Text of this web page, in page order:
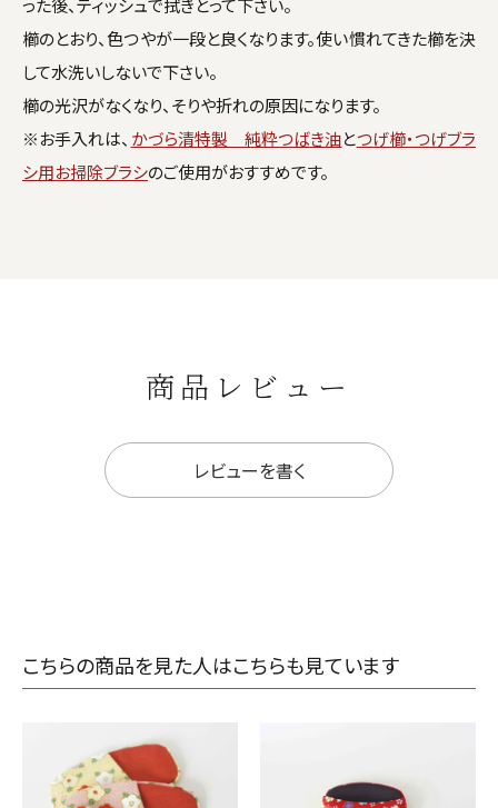
櫛のとおり、色つやが一段と良くなります。使い慣れてきた櫛を決
して水洗いしないで下さい。
櫛の光沢がなくなり、そりや折れの原因になります。
※お手入れは、 かづら清特製 純粋つばき油とつげ櫛・つげブラ
シ用お掃除ブラシのご使用がおすすめです。
商品レビュー
レビューを書く
こちらの商品を見た人はこちらも見ています